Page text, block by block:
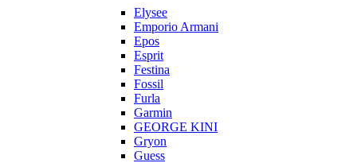
Elysee
Emporio Armani
Epos
Esprit
Festina
Fossil
Furla
Garmin
GEORGE KINI
Gryon
Guess